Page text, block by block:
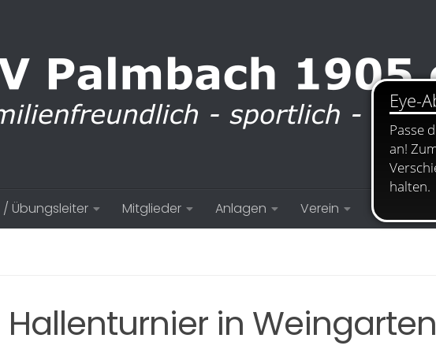
/ Übungsleiter Mitglieder Anlagen Verein Kontakt
in Weingarten